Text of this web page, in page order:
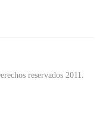
reservados 2011.